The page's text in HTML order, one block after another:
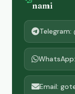
nami
Telegram:
Email: